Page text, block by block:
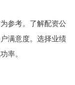
参考。了解配资公
满意度。选择业绩
率。